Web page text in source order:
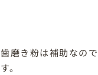
歯磨き粉は補助なの
す。